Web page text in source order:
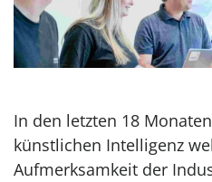
In den letzten 18
künstlichen Intelligenz
Aufmerksamkeit der